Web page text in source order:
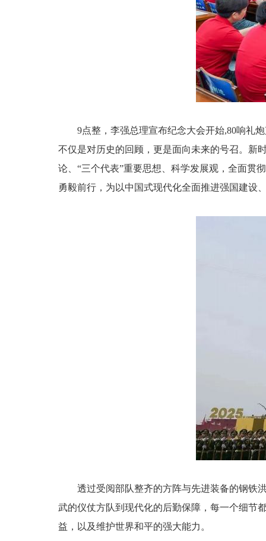
9点整，李强总理宣布纪念大会开始,80响礼
不仅是对历史的回顾，更是面向未来的号召。新
论、“三个代表”重要思想、科学发展观，全面贯
勇毅前行，为以中国式现代化全面推进强国建设
透过受阅部队整齐的方阵与先进装备的钢铁
武的仪仗方队到现代化的后勤保障，每一个细节
益，以及维护世界和平的强大能力。